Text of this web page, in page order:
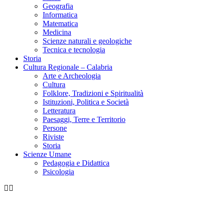
Geografia
Informatica
Matematica
Medicina
Scienze naturali e geologiche
Tecnica e tecnologia
Storia
Cultura Regionale – Calabria
Arte e Archeologia
Cultura
Folklore, Tradizioni e Spiritualità
Istituzioni, Politica e Società
Letteratura
Paesaggi, Terre e Territorio
Persone
Riviste
Storia
Scienze Umane
Pedagogia e Didattica
Psicologia